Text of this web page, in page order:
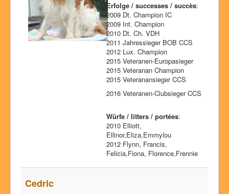
Erfolge / successes / succès:
2009 Dt. Champion IC
2009 Int. Champion
2010 Dt. Ch. VDH
2011 Jahressieger BOB CCS
2012 Lux. Champion
2015 Veteranen-Europasieger
2015 Veteranan Champion
2015 Veteranansieger CCS
2016 Veteranen-Clubsieger CCS
Würfe / litters / portées:
2010 Elliott,
Ellinor,Eliza,Emmylou
2012 Flynn, Francis,
Felicia,Fiona, Florence,Frennie
Cedric